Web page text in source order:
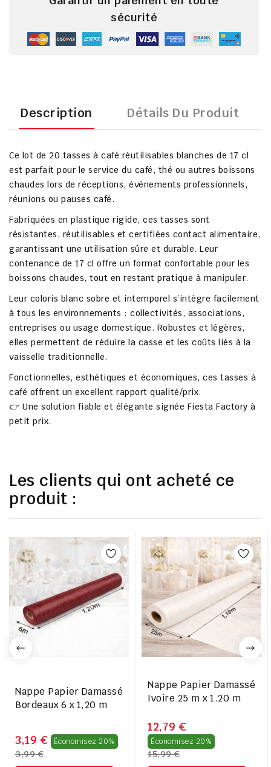
sécurité
Description Détails Du Produit
Ce lot de 20 tasses à café réutilisables blanches de 17 cl
est parfait pour le service du café, thé ou autres boissons
chaudes lors de réceptions, événements professionnels,
réunions ou pauses café.
Fabriquées en plastique rigide, ces tasses sont
résistantes, réutilisables et certifiées contact alimentaire,
garantissant une utilisation sûre et durable. Leur
contenance de 17 cl offre un format confortable pour les
boissons chaudes, tout en restant pratique à manipuler.
Leur coloris blanc sobre et intemporel s’intègre facilement
à tous les environnements : collectivités, associations,
entreprises ou usage domestique. Robustes et légères,
elles permettent de réduire la casse et les coûts liés à la
vaisselle traditionnelle.
Fonctionnelles, esthétiques et économiques, ces tasses à
café offrent un excellent rapport qualité/prix.
👉 Une solution fiable et élégante signée Fiesta Factory à
petit prix.
Les clients qui ont acheté ce
produit :
Nappe Papier Damassé
Bordeaux 6 x 1,20 m
3,19 € Économisez 20% Prix
​​
3,99 €
Nappe Papier Damassé
Ivoire 25 m x 1.20 m
12,79 €
Économisez 20% Prix
15,99 €